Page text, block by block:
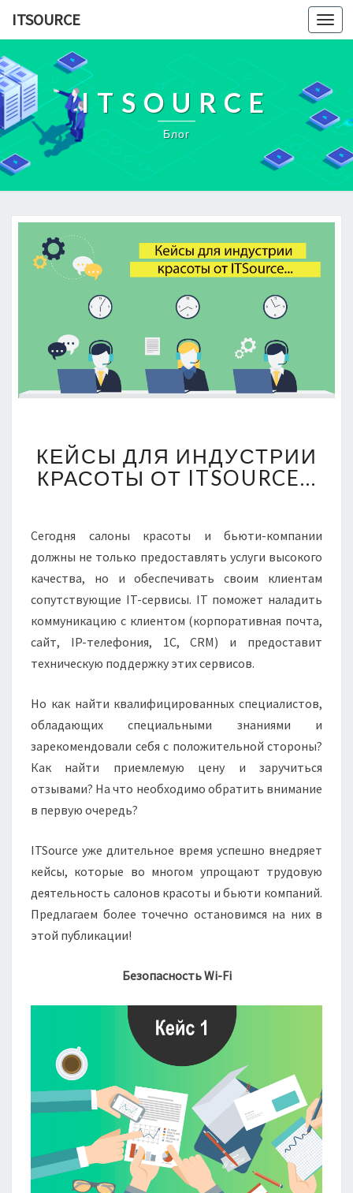
ITSOURCE
ITSOURCE
Блог
ДЛЯ
ИНДУСТРИИ
КРАСОТЫ
КЕЙСЫ ДЛЯ ИНДУСТРИИ
КРАСОТЫ ОТ ITSOURCE…
Сегодня салоны красоты и бьюти-компании
должны не только предоставлять услуги высокого
качества, но и обеспечивать своим клиентам
сопутствующие IT-сервисы. IT поможет наладить
коммуникацию с клиентом (корпоративная почта,
сайт, IP-телефония, 1С, CRM) и предоставит
техническую поддержку этих сервисов.
Но как найти квалифицированных специалистов,
обладающих специальными знаниями и
зарекомендовали себя с положительной стороны?
Как найти приемлемую цену и заручиться
отзывами? На что необходимо обратить внимание
в первую очередь?
ITSource уже длительное время успешно внедряет
кейсы, которые во многом упрощают трудовую
деятельность салонов красоты и бьюти компаний.
Предлагаем более точечно остановимся на них в
этой публикации!
Безопасность Wi-Fi